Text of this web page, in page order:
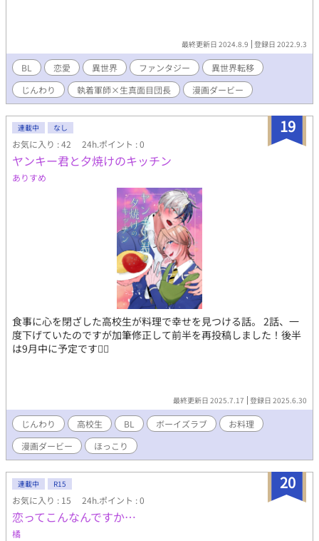
最終更新日 2024.8.9 登録日 2022.9.3
BL 恋愛 異世界 ファンタジー
異世界転移
じんわり
執着軍師×生真面目団長 漫画ダービー
19
連載中 なし
お気に入り : 42 24h.ポイント : 0
ヤンキー君と夕焼けのキッチン
ありすめ
食事に心を閉ざした高校生が料理で幸せを見つける話。 2話、一
度下げていたのですが加筆修正して前半を再投稿しました！後半
は9月中に予定です🙇‍♀️
最終更新日 2025.7.17 登録日 2025.6.30
じんわり 高校生 BL ボーイズラブ
お料理
漫画ダービー
ほっこり
20
連載中 R15
お気に入り : 15 24h.ポイント : 0
恋ってこんなんですか…
橘